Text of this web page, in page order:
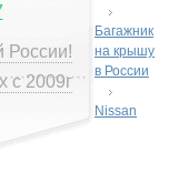
России!
с 2009г
Багажник
на крышу
в России
Nissan